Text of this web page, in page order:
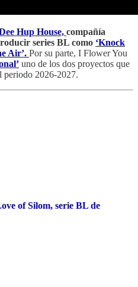
Hup House, compañía
series BL como ‘Knock
Air’. Por su parte, I Flower You
uno de los dos proyectos que
periodo 2026-2027.
of Silom, serie BL de